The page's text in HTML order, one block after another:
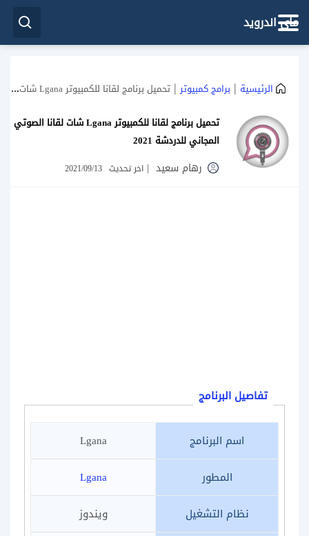
ماي اندرويد
الرئيسية | برامج كمبيوتر | تحميل برنامج لقانا للكمبيوتر Lgana شات لقانا الصوتي المجاني للدردشة 2021
تحميل برنامج لقانا للكمبيوتر Lgana شات لقانا الصوتي
المجاني للدردشة 2021
رهام سعيد | اخر تحديث 2021/09/13
تفاصيل البرنامج
اسم البرنامج
Lgana
المطور
Lgana
نظام التشغيل
ويندوز